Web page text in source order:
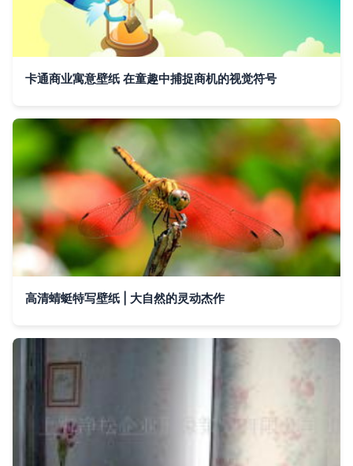
卡通商业寓意壁纸 在童趣中捕捉商机的视觉符号
高清蜻蜓特写壁纸 | 大自然的灵动杰作